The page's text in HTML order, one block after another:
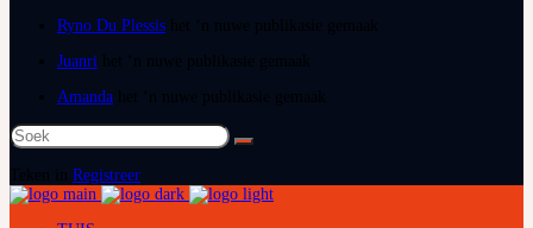
Ryno Du Plessis
Juanri
Amanda
Soek
na:
Registreer